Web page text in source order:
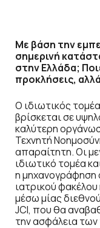
Με βάση την
σημερινή
στην Ελλάδα;
προκλήσεις,
Ο ιδιωτικός
βρίσκεται σε
καλύτερη
Τεχνητή
απαραίτητη. Οι
ιδιωτικό τομέα
η μηχανογράφηση
ιατρικού
μέσω μίας
JCI, που θα
την ασφάλεια